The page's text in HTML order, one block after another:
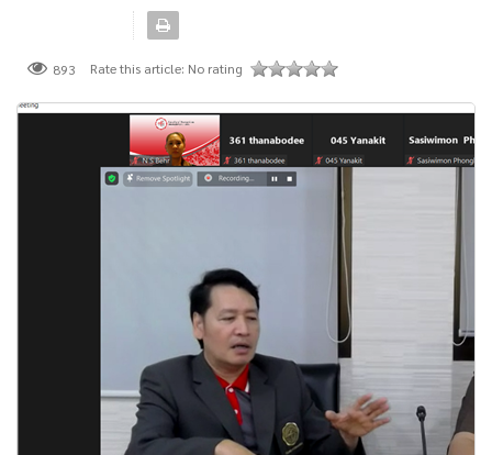
893 Rate this article: No rating